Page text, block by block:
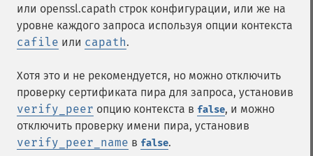
или openssl.capath строк конфигурации, или же на
уровне каждого запроса используя опции контекста
cafile или capath.
Хотя это и не рекомендуется, но можно отключить
проверку сертификата пира для запроса, установив
verify_peer опцию контекста в false, и можно
отключить проверку имени пира, установив
verify_peer_name в false.